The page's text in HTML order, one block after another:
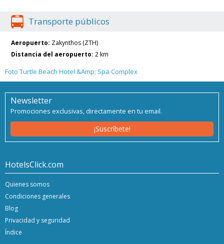
Transporte públicos
Aeropuerto: Zakynthos (ZTH)
Distancia del aeropuerto: 2 km
Foto Turtle Beach Hotel &Amp; Spa Complex
Newsletter
Promociones exclusivas, directamente en tu email.
¡Suscríbete!
HotelsClick.com
Quienes somos
Condiciones generales
Blog
Privacidad y seguridad
Índice